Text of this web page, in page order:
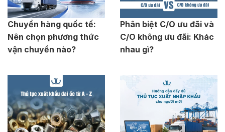
Chuyển hàng quốc tế:
Nên chọn phương thức
vận chuyển nào?
Phân biệt C/O ưu đãi và
C/O không ưu đãi: Khác
nhau gì?